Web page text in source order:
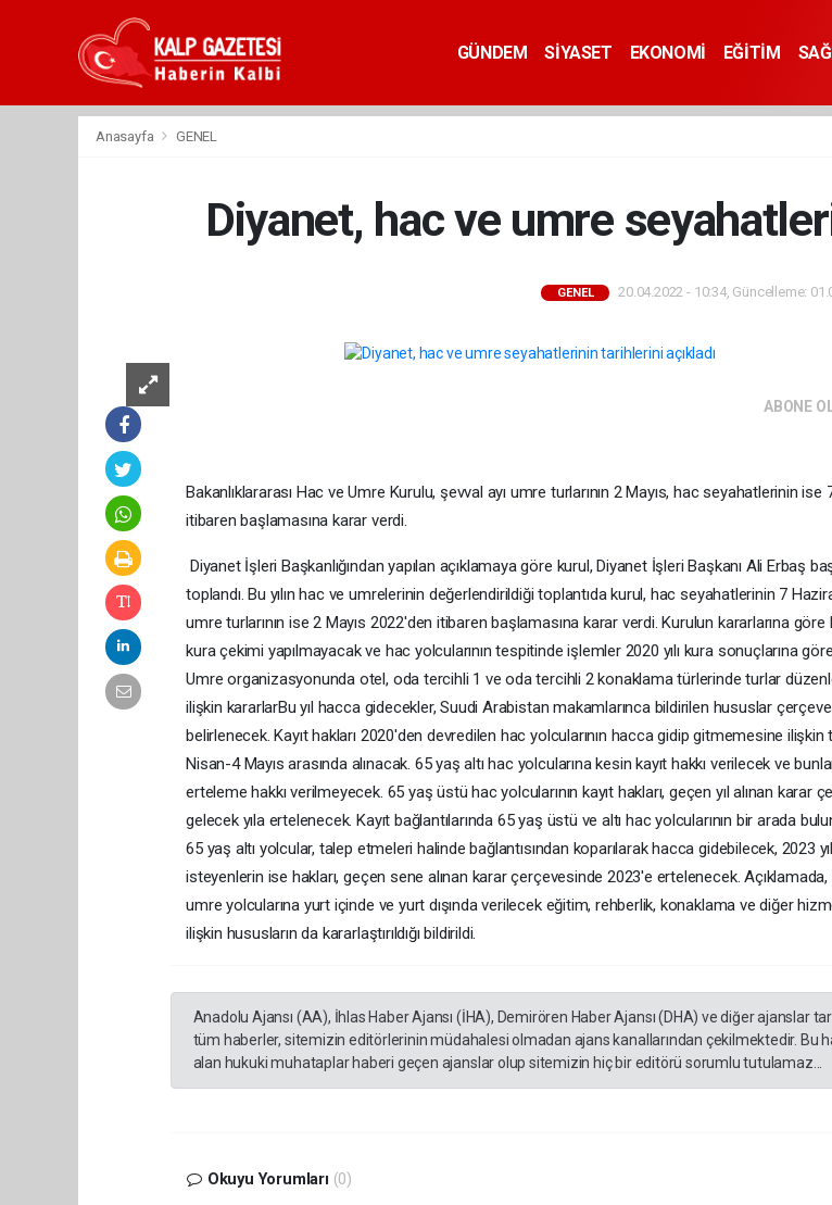
GÜNDEM SİYASET EKONOMİ EĞİTİM
Anasayfa GENEL
Diyanet, hac ve umre
GENEL 20.04.2022 - 10:34, Güncelleme:
ABONE
Bakanlıklararası Hac ve Umre Kurulu, şevval ayı umre turlarının 2 Mayıs, hac seyahatlerinin ise
itibaren başlamasına karar verdi.
Diyanet İşleri Başkanlığından yapılan açıklamaya göre kurul, Diyanet İşleri Başkanı Ali Erbaş
toplandı. Bu yılın hac ve umrelerinin değerlendirildiği toplantıda kurul, hac seyahatlerinin 7
umre turlarının ise 2 Mayıs 2022'den itibaren başlamasına karar verdi. Kurulun kararlarına göre
kura çekimi yapılmayacak ve hac yolcularının tespitinde işlemler 2020 yılı kura sonuçlarına
Umre organizasyonunda otel, oda tercihli 1 ve oda tercihli 2 konaklama türlerinde turlar
ilişkin kararlarBu yıl hacca gidecekler, Suudi Arabistan makamlarınca bildirilen hususlar
belirlenecek. Kayıt hakları 2020'den devredilen hac yolcularının hacca gidip gitmemesine ilişkin
Nisan-4 Mayıs arasında alınacak. 65 yaş altı hac yolcularına kesin kayıt hakkı verilecek ve
erteleme hakkı verilmeyecek. 65 yaş üstü hac yolcularının kayıt hakları, geçen yıl alınan karar
gelecek yıla ertelenecek. Kayıt bağlantılarında 65 yaş üstü ve altı hac yolcularının bir arada
65 yaş altı yolcular, talep etmeleri halinde bağlantısından koparılarak hacca gidebilecek, 2023
isteyenlerin ise hakları, geçen sene alınan karar çerçevesinde 2023'e ertelenecek.
umre yolcularına yurt içinde ve yurt dışında verilecek eğitim, rehberlik, konaklama ve diğer
ilişkin hususların da kararlaştırıldığı bildirildi.
Anadolu Ajansı (AA), İhlas Haber Ajansı (İHA), Demirören Haber Ajansı (DHA) ve diğer ajanslar
tüm haberler, sitemizin editörlerinin müdahalesi olmadan ajans kanallarından çekilmektedir. Bu
alan hukuki muhataplar haberi geçen ajanslar olup sitemizin hiç bir editörü sorumlu tutulamaz...
Okuyu Yorumları (0)